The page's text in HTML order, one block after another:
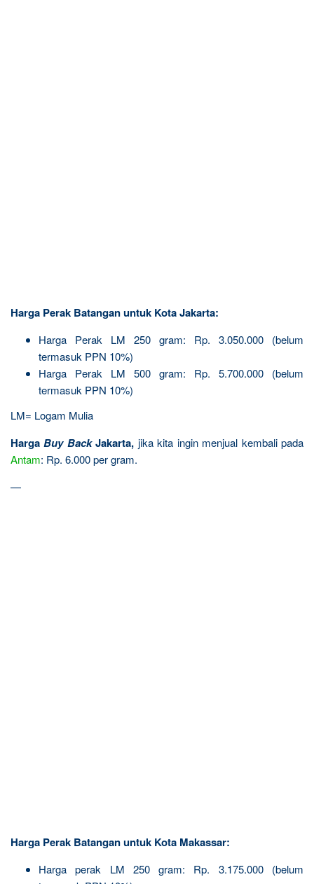
Harga Perak Batangan untuk Kota Jakarta:
Harga Perak LM 250 gram: Rp. 3.050.000 (belum
termasuk PPN 10%)
Harga Perak LM 500 gram: Rp. 5.700.000 (belum
termasuk PPN 10%)
LM= Logam Mulia
HargaBuy BackJakarta, jika kita ingin menjual kembali pada
Antam: Rp. 6.000 per gram.
—
Harga Perak Batangan untuk Kota Makassar:
Harga perak LM 250 gram: Rp. 3.175.000 (belum